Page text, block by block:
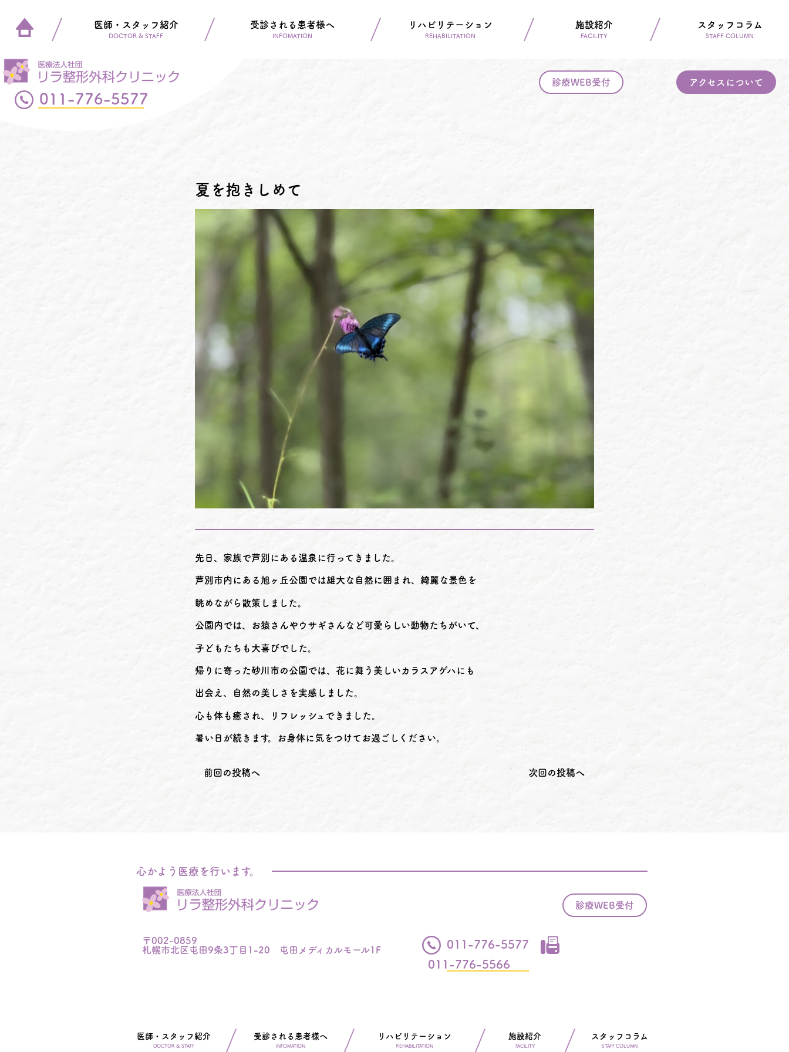
医師・スタッフ紹介
DOCTOR & STAFF
受診される患者様へ
INFOMATION
リハビリテーション
REHABILITATION
施設紹介
FACILITY
スタッフコラム
STAFF COLUMN
011-776-5577
診療WEB受付 アクセスについて
夏を抱きしめて
先日、家族で芦別にある温泉に行ってきました。
芦別市内にある旭ヶ丘公園では雄大な自然に囲まれ、綺麗な景色を
眺めながら散策しました。
公園内では、お猿さんやウサギさんなど可愛らしい動物たちがいて、
子どもたちも大喜びでした。
帰りに寄った砂川市の公園では、花に舞う美しいカラスアゲハにも
出会え、自然の美しさを実感しました。
心も体も癒され、リフレッシュできました。
暑い日が続きます。お身体に気をつけてお過ごしください。
前回の投稿へ 次回の投稿へ
心かよう医療を行います。
診療WEB受付
〒002-0859
札幌市北区屯田9条3丁目1-20 屯田メディカルモール1F
011-776-5577
011-776-5566
医師・スタッフ紹介
DOCTOR & STAFF
受診される患者様へ
INFOMATION
リハビリテーション
REHABILITATION
施設紹介
FACILITY
スタッフコラム
STAFF COLUMN